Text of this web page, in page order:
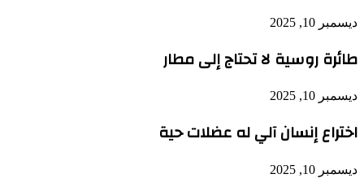
ديسمبر 10, 2025
طائرة روسية لا تحتاج إلى مطار
ديسمبر 10, 2025
اختراع إنسان آلي له عضلات حية
ديسمبر 10, 2025